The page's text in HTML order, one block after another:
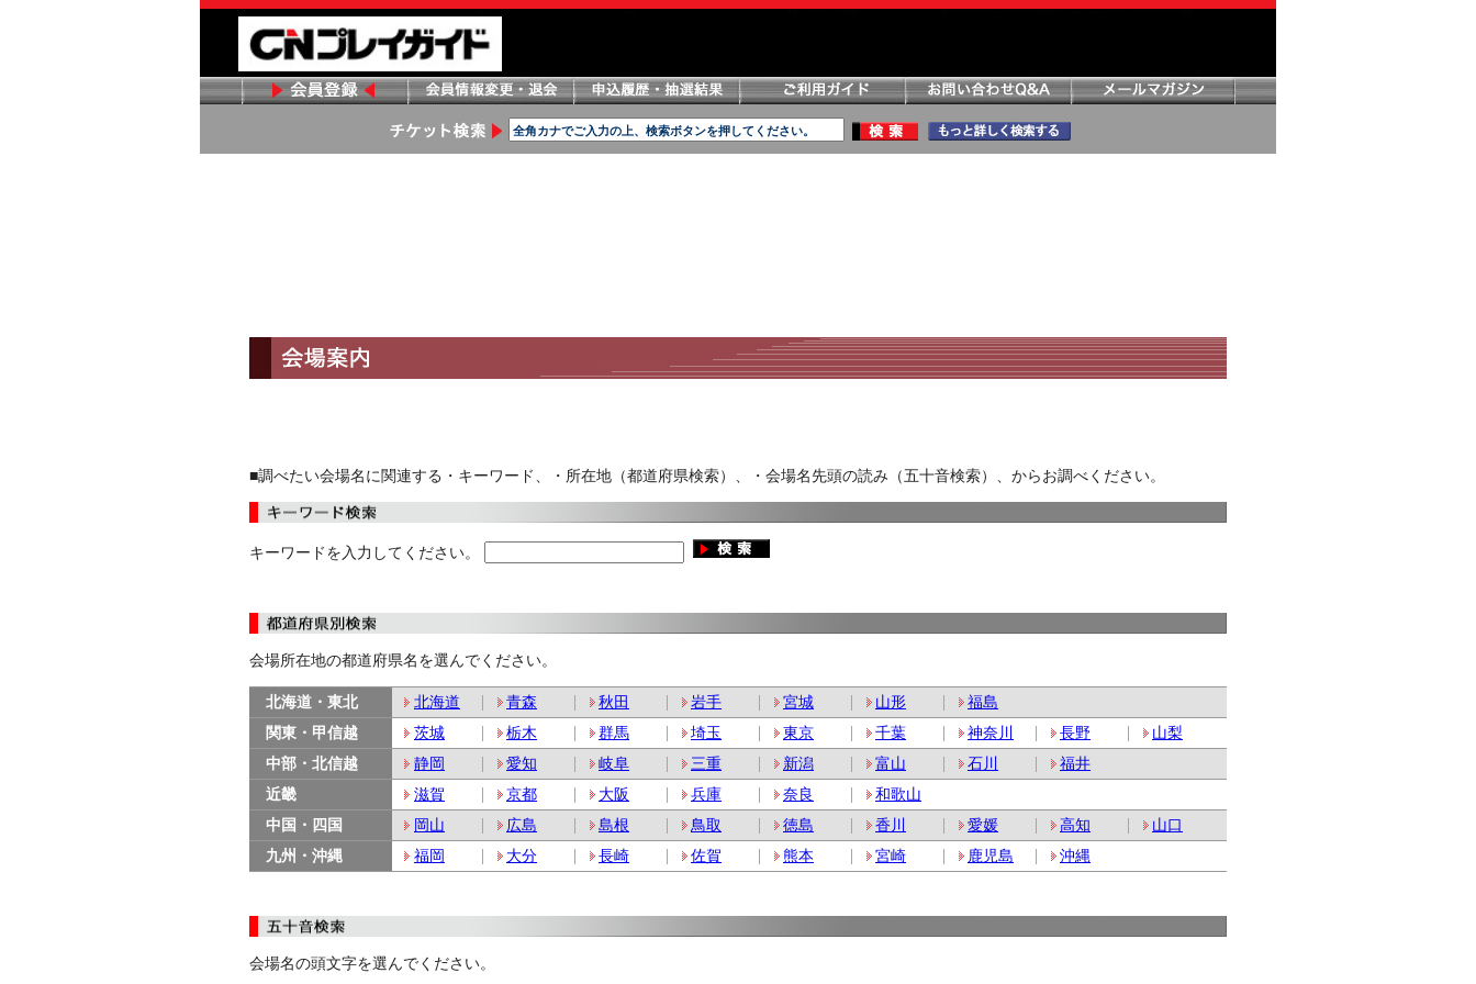
■調べたい会場名に関連する・キーワード、・所在地（都道府県検索）、・会場名先頭の読み（五十音検索）、からお調べください。
キーワードを入力してください。
会場所在地の都道府県名を選んでください。
北海道・東北 北海道 青森 秋田 岩手 宮城 山形
福島
関東・甲信越
茨城 栃木 群馬 埼玉 東京 千葉 神奈川 長野
山梨
中部・北信越
静岡 愛知 岐阜 三重 新潟 富山 石川
福井
近畿
滋賀 京都 大阪 兵庫 奈良
和歌山
中国・四国
岡山 広島 島根 鳥取 徳島 香川 愛媛 高知
山口
九州・沖縄
福岡 大分 長崎 佐賀 熊本 宮崎 鹿児島 沖縄
会場名の頭文字を選んでください。